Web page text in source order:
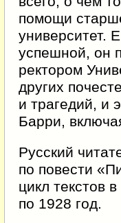
помощи
университет.
успешной, он
ректором
других
и трагедий, и
Барри,
Русский
по повести
цикл текстов
по 1928 год.